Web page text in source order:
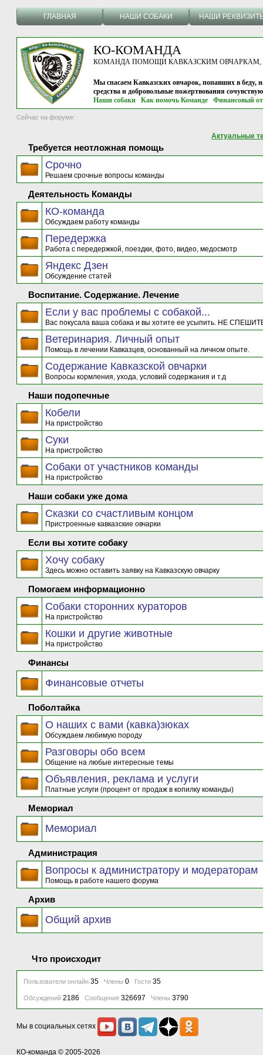
ГЛАВНАЯ НАШИ СОБАКИ НАШИ
КО-КОМАНДА
КОМАНДА ПОМОЩИ КАВКАЗСКИМ ОВЧАРКАМ, г.
Мы спасаем Кавказских овчарок, попавших в беду,
средства и добровольные пожертвования
Наши собаки
Как помочь Команде Финансовый
Сейчас на форуме:
Актуальные
Требуется неотложная помощь
Срочно
Решаем срочные вопросы команды
Деятельность Команды
КО-команда
Обсуждаем работу команды
Передержка
Работа с передержкой, поездки, фото, видео, медосмотр
Яндекс Дзен
Обсуждение статей
Воспитание. Содержание. Лечение
Если у вас проблемы с собакой...
Вас покусала ваша собака и вы хотите ее усыпить. НЕ
Ветеринария. Личный опыт
Помощь в лечении Кавказцев, основанный на личном опыте.
Содержание Кавказской овчарки
Вопросы кормления, ухода, условий содержания и т.д
Наши подопечные
Кобели
На пристройство
Суки
На пристройство
Собаки от участников команды
На пристройство
Наши собаки уже дома
Сказки со счастливым концом
Пристроенные кавказские овчарки
Если вы хотите собаку
Хочу собаку
Здесь можно оставить заявку на Кавказскую овчарку
Помогаем информационно
Собаки сторонних кураторов
На пристройство
Кошки и другие животные
На пристройство
Финансы
Финансовые отчеты
Поболтайка
О наших с вами (кавка)зюках
Обсуждаем любимую породу
Разговоры обо всем
Общение на любые интересные темы
Объявления, реклама и услуги
Платные услуги (процент от продаж в копилку команды)
Мемориал
Мемориал
Администрация
Вопросы к администратору и модераторам
Помощь в работе нашего форума
Архив
Общий архив
Что происходит
Пользователи онлайн 35 Члены 0 Гости 35
Обсуждений 2186 Сообщения 326697 Члены 3790
Мы в социальных сетях
КО-команда © 2005-2026